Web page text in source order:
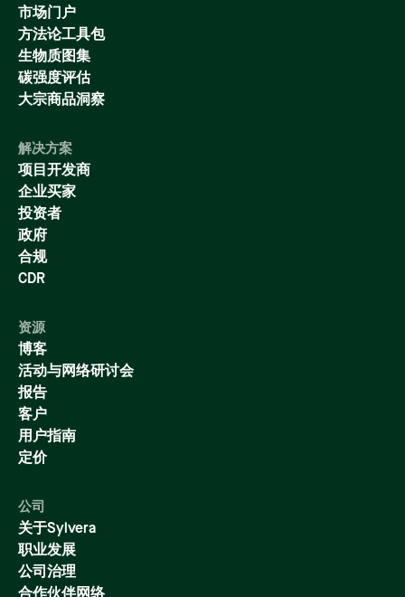
市场门户
方法论工具包
生物质图集
碳强度评估
大宗商品洞察
解决方案
项目开发商
企业买家
投资者
政府
合规
CDR
资源
博客
活动与网络研讨会
报告
客户
用户指南
定价
公司
关于Sylvera
职业发展
公司治理